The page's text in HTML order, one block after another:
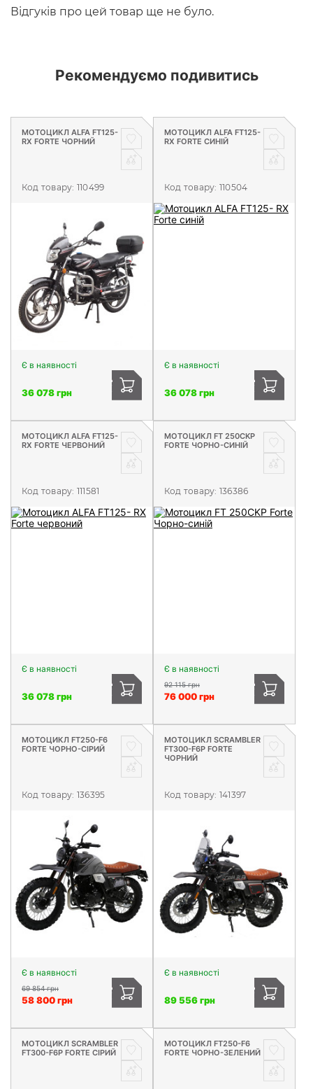
Відгуків про цей товар ще не було.
Рекомендуємо подивитись
МОТОЦИКЛ ALFA FT125-
RX FORTE ЧОРНИЙ
Код товару: 110499
Є в наявності
36 078 грн
МОТОЦИКЛ ALFA FT125-
RX FORTE CИНIЙ
Код товару: 110504
Є в наявності
36 078 грн
МОТОЦИКЛ ALFA FT125-
RX FORTE ЧЕРВОНИЙ
Код товару: 111581
Є в наявності
36 078 грн
МОТОЦИКЛ FT 250CKP
FORTE ЧОРНО-СИНІЙ
Код товару: 136386
Є в наявності
92 115 грн
76 000 грн
МОТОЦИКЛ FT250-F6
FORTE ЧОРНО-СІРИЙ
Код товару: 136395
Є в наявності
69 854 грн
58 800 грн
МОТОЦИКЛ SCRAMBLER
FT300-F6P FORTE
ЧОРНИЙ
Код товару: 141397
Є в наявності
89 556 грн
МОТОЦИКЛ SCRAMBLER
FT300-F6P FORTE СІРИЙ
МОТОЦИКЛ FT250-F6
FORTE ЧОРНО-ЗЕЛЕНИЙ